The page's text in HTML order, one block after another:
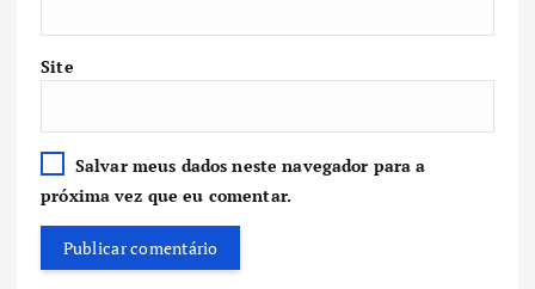
Site
Salvar meus dados neste navegador para a
próxima vez que eu comentar.